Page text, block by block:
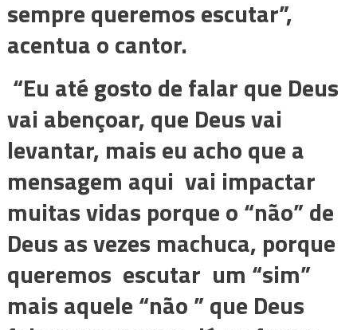
sempre queremos escutar”,
acentua o cantor.
“Eu até gosto de falar que Deus
vai abençoar, que Deus vai
levantar, mais eu acho que a
mensagem aqui vai impactar
muitas vidas porque o “não” de
Deus as vezes machuca, porque
queremos escutar um “sim”
mais aquele “não ” que Deus